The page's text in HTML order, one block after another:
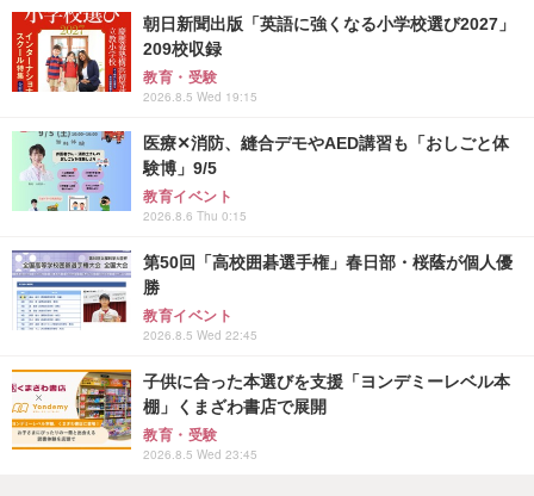
朝日新聞出版「英語に強くなる小学校選び2027」
209校収録
教育・受験
2026.8.5 Wed 19:15
医療✕消防、縫合デモやAED講習も「おしごと体
験博」9/5
教育イベント
2026.8.6 Thu 0:15
第50回「高校囲碁選手権」春日部・桜蔭が個人優
勝
教育イベント
2026.8.5 Wed 22:45
子供に合った本選びを支援「ヨンデミーレベル本
棚」くまざわ書店で展開
教育・受験
2026.8.5 Wed 23:45